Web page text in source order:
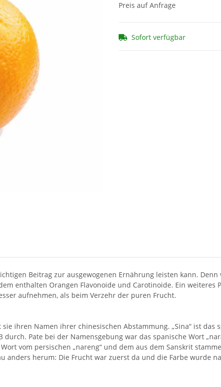
Preis auf Anfrage
Sofort verfügbar
Beitrag zur ausgewogenen Ernährung leisten kann.
enthalten Orangen Flavonoide und Carotinoide. Ein weiteres
aufnehmen, als beim Verzehr der puren Frucht.
ihren Namen ihrer chinesischen Abstammung. „Sina“ ist
durch. Pate bei der Namensgebung war das spanische Wort
vom persischen „nareng“ und dem aus dem Sanskrit
anders herum: Die Frucht war zuerst da und die Farbe wurde